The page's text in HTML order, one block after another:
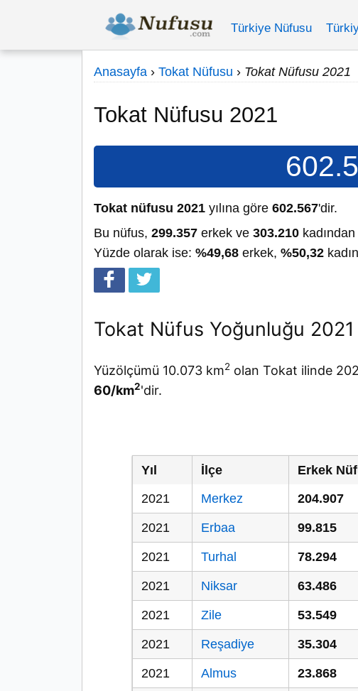
Türkiye Nüfusu
Anasayfa › Tokat Nüfusu › Tokat Nüfusu 2021
Tokat Nüfusu 2021
Tokat nüfusu 2021 yılına göre 602.567'dir.
Bu nüfus, 299.357 erkek ve 303.210
Yüzde olarak ise: %49,68 erkek, %50,32
Tokat Nüfus Yoğunluğu 2021
Yüzölçümü 10.073 km2 olan Tokat ilinde
60/km2'dir.
Yıl İlçe Erkek
2021
Merkez 204.907
2021 Erbaa 99.815
2021 Turhal 78.294
2021 Niksar 63.486
2021 Zile 53.549
2021 Reşadiye 35.304
2021 Almus 23.868